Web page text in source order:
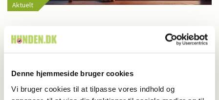
Denne hjemmeside bruger cookies
Vi bruger cookies til at tilpasse vores indhold og
Aktuelt
Farvel til verdens ældste hund